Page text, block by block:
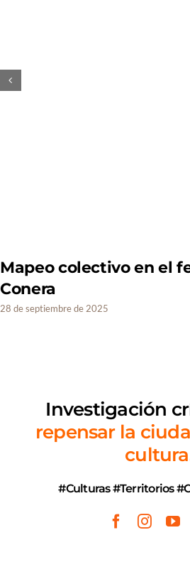
Mapeo colectivo en el
Conera
28 de septiembre de 2025
Investigación
repensar la
#Culturas #Territorios